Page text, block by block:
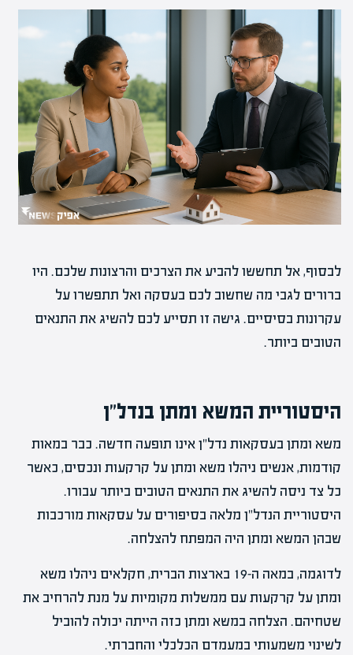
לבסוף, אל תחששו להביע את הצרכים והרצונות שלכם. היו
ברורים לגבי מה שחשוב לכם בעסקה ואל תתפשרו על
עקרונות בסיסיים. גישה זו תסייע לכם להשיג את התנאים
הטובים ביותר.
היסטוריית המשא ומתן בנדל"ן
משא ומתן בעסקאות נדל"ן אינו תופעה חדשה. כבר במאות
קודמות, אנשים ניהלו משא ומתן על קרקעות ונכסים, כאשר
כל צד ניסה להשיג את התנאים הטובים ביותר עבורו.
היסטוריית הנדל"ן מלאה בסיפורים על עסקאות מורכבות
שבהן המשא ומתן היה המפתח להצלחה.
לדוגמה, במאה ה-19 בארצות הברית, חקלאים ניהלו משא
ומתן על קרקעות עם ממשלות מקומיות על מנת להרחיב את
שטחיהם. הצלחה במשא ומתן כזה הייתה יכולה להוביל
לשינוי משמעותי במעמדם הכלכלי והחברתי.